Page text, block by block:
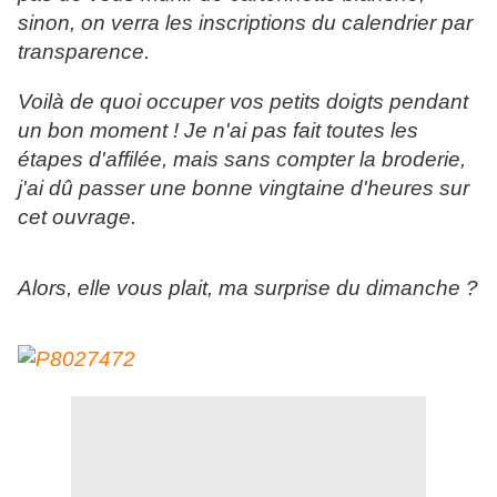
sinon, on verra les inscriptions du calendrier par
transparence.
Voilà de quoi occuper vos petits doigts pendant
un bon moment ! Je n'ai pas fait toutes les
étapes d'affilée, mais sans compter la broderie,
j'ai dû passer une bonne vingtaine d'heures sur
cet ouvrage.
Alors, elle vous plait, ma surprise du dimanche ?